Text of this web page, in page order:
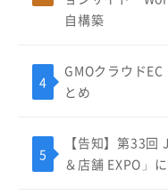
自構築
GMOクラウド
とめ
【告知】第33
＆店舗 EXPO」